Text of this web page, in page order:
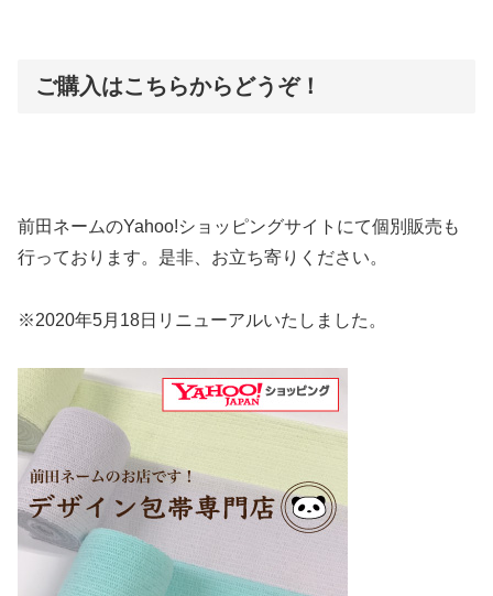
ご購入はこちらからどうぞ！
前田ネームのYahoo!ショッピングサイトにて個別販売も
行っております。是非、お立ち寄りください。
※2020年5月18日リニューアルいたしました。